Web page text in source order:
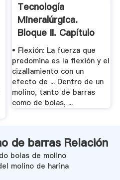
Tecnología
Mineralúrgica.
Bloque II. Capítulo
8. Molienda
• Flexión: La fuerza que
predomina es la flexión y el
cizallamiento con un
efecto de ... Dentro de un
molino, tanto de barras
como de bolas, ...
de barras Relación
bolas de molino
molino de harina